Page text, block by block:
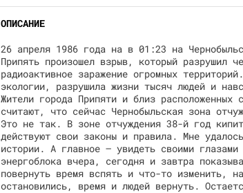
ОПИСАНИЕ
26 апреля 1986 года на в 01:23 на
Припять произошел взрыв, который разрушил
радиоактивное заражение огромных
экологии, разрушила жизни тысяч людей и
Жители города Припяти и близ расположенных
считают, что сейчас Чернобыльская зона
Это не так. В зоне отчуждения 38-й год
действуют свои законы и правила. Мне
истории. А главное – увидеть своими
энергоблока вчера, сегодня и завтра
повернуть время вспять и что-то изменить,
остановились, время и людей вернуть.